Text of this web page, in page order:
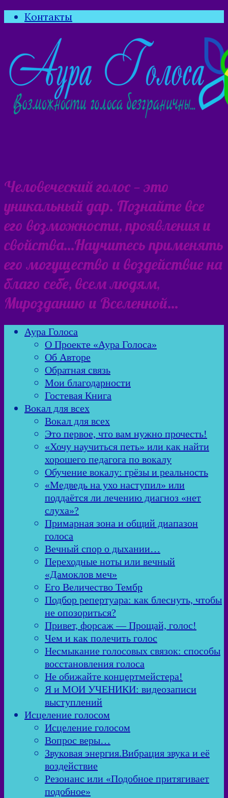
Контакты
Человеческий голос — это
уникальный дар. Познайте все
его возможности, проявления и
свойства…Научитесь применять
его могущество и воздействие на
благо себе, всем людям,
Мирозданию и Вселенной…
Аура Голоса
О Проекте «Аура Голоса»
Об Авторе
Обратная связь
Мои благодарности
Гостевая Книга
Вокал для всех
Вокал для всех
Это первое, что вам нужно прочесть!
«Хочу научиться петь» или как найти
хорошего педагога по вокалу
Обучение вокалу: грёзы и реальность
«Медведь на ухо наступил» или
поддаётся ли лечению диагноз «нет
слуха»?
Примарная зона и общий диапазон
голоса
Вечный спор о дыхании…
Переходные ноты или вечный
«Дамоклов меч»
Его Величество Тембр
Подбор репертуара: как блеснуть, чтобы
не опозориться?
Привет, форсаж — Прощай, голос!
Чем и как полечить голос
Несмыкание голосовых связок: способы
восстановления голоса
Не обижайте концертмейстера!
Я и МОИ УЧЕНИКИ: видеозаписи
выступлений
Исцеление голосом
Исцеление голосом
Вопрос веры…
Звуковая энергия.Вибрация звука и её
воздействие
Резонанс или «Подобное притягивает
подобное»